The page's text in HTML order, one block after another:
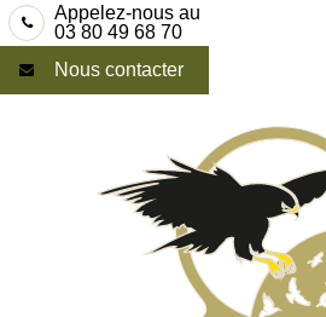
Skip
to
content
Appelez-nous au
03 80 49 68 70
Nous contacter